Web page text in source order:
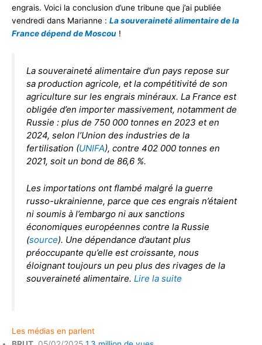
engrais. Voici la conclusion d’une tribune que j’ai publiée
vendredi dans Marianne : La souveraineté alimentaire de la
France dépend de Moscou !
La souveraineté alimentaire d’un pays repose sur
sa production agricole, et la compétitivité de son
agriculture sur les engrais minéraux. La France est
obligée d’en importer massivement, notamment de
Russie : plus de 750 000 tonnes en 2023 et en
2024, selon l’Union des industries de la
fertilisation (UNIFA), contre 402 000 tonnes en
2021, soit un bond de 86,6 %.
Les importations ont flambé malgré la guerre
russo-ukrainienne, parce que ces engrais n’étaient
ni soumis à l’embargo ni aux sanctions
économiques européennes contre la Russie
(source). Une dépendance d’autant plus
préoccupante qu’elle est croissante, nous
éloignant toujours un peu plus des rivages de la
souveraineté alimentaire. Lire la suite
Les médias en parlent